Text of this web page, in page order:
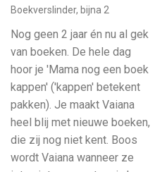
Boekverslinder, bijna 2
Nog geen 2 jaar én nu al gek
van boeken. De hele dag
hoor je 'Mama nog een boek
kappen' ('kappen' betekent
pakken). Je maakt Vaiana
heel blij met nieuwe boeken,
die zij nog niet kent. Boos
wordt Vaiana wanneer ze